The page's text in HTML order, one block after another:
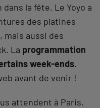
la fête. Le Yoyo a
des platines
, mais aussi des
La programmation
week-ends.
avant de venir !
attendent à Paris.